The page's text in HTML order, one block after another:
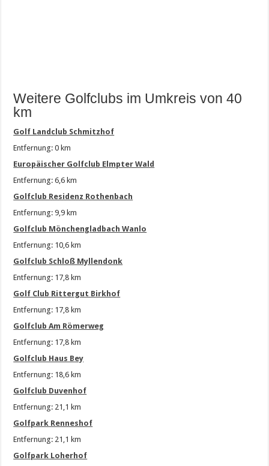
Weitere Golfclubs im Umkreis von 40
km
Golf Landclub Schmitzhof
Entfernung: 0 km
Europäischer Golfclub Elmpter Wald
Entfernung: 6,6 km
Golfclub Residenz Rothenbach
Entfernung: 9,9 km
Golfclub Mönchengladbach Wanlo
Entfernung: 10,6 km
Golfclub Schloß Myllendonk
Entfernung: 17,8 km
Golf Club Rittergut Birkhof
Entfernung: 17,8 km
Golfclub Am Römerweg
Entfernung: 17,8 km
Golfclub Haus Bey
Entfernung: 18,6 km
Golfclub Duvenhof
Entfernung: 21,1 km
Golfpark Renneshof
Entfernung: 21,1 km
Golfpark Loherhof